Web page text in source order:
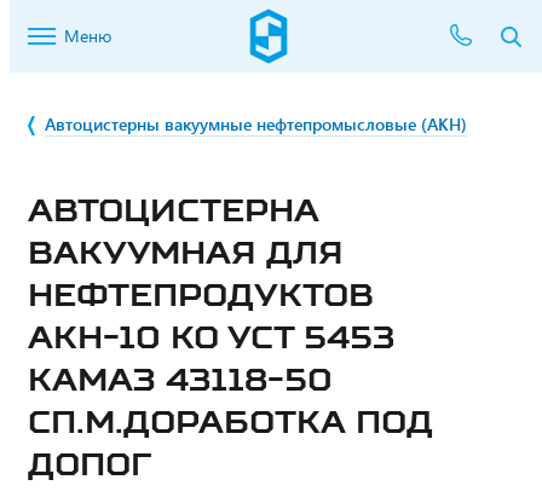
Меню
Автоцистерны вакуумные нефтепромысловые (АКН)
АВТОЦИСТЕРНА
ВАКУУМНАЯ ДЛЯ
НЕФТЕПРОДУКТОВ
АКН-10 КО УСТ 5453
КАМАЗ 43118-50
СП.М.ДОРАБОТКА ПОД
ДОПОГ